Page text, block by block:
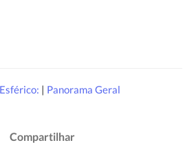
| Panorama Geral
Compartilhar